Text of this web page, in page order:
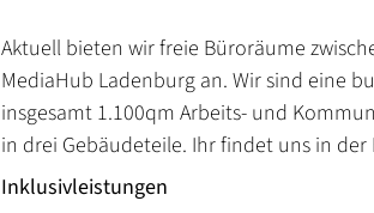
Aktuell bieten wir freie Büroräume
MediaHub Ladenburg an. Wir sind eine
insgesamt 1.100qm Arbeits- und
in drei Gebäudeteile. Ihr findet uns in der
Inklusivleistungen